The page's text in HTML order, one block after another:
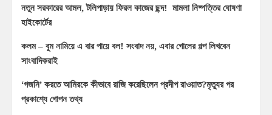
নতুন সরকারের আমল, টলিপাড়ায় ফিরল কাজের ছন্দ! মামলা নিষ্পত্তির ঘোষণা
হাইকোর্টের
কলম – বুম নামিয়ে এ বার পায়ে বল! সংবাদ নয়, এবার গোলের গল্প লিখবেন
সাংবাদিকরাই
‘গজনি’ করতে আমিরকে কীভাবে রাজি করেছিলেন প্রদীপ রাওয়াত?মৃত্যুর পর
প্রকাশ্যে গোপন তথ্য